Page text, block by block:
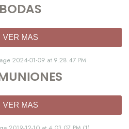
BODAS
VER MAS
VER MAS